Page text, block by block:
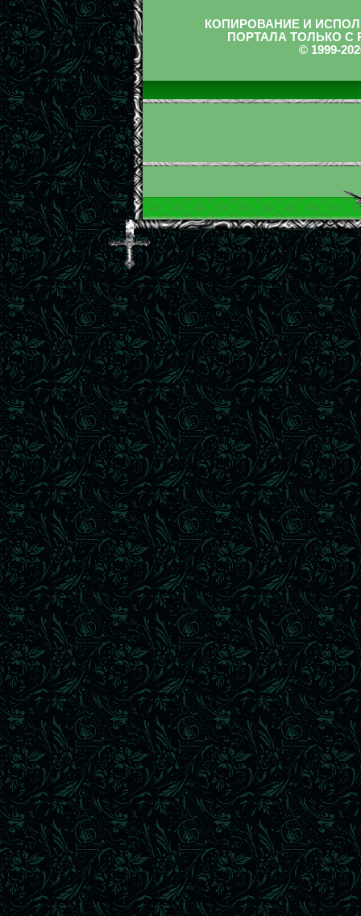
КОПИРОВАНИЕ И
ПОРТАЛА ТОЛЬКО
© 1999-